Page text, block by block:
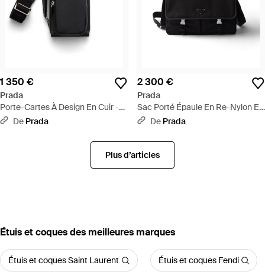
1 350 €
Prada
Porte-Cartes À Design En Cuir -
NoirDe Prada
2 300 €
Prada
Sac Porté Épaule En Re-Nylon Et
Cuir Saffiano, Homme - Noir
De Prada
Plus d’articles
‪Étuis et coques‬ des meilleures marques
Étuis et coques Saint Laurent Étuis et coques Fendi